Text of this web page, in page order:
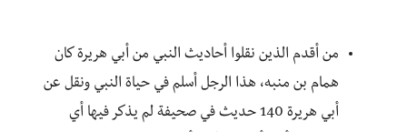
من أقدم الذين نقلوا أحاديث النبي من أبي هريرة كان
همام بن منبه، هذا الرجل أسلم في حياة النبي ونقل عن
أبي هريرة 140 حديث في صحيفة لم يذكر فيها أي